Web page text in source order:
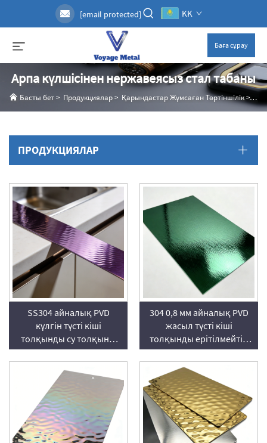
[email protected] KK
Баға сұрау
Арпа күлшісінен нержавеясыз стал табаны
Басты бет> Продукциялар> Қарындастар Жұмсаған Төртіншілік>
ПРОДУКЦИЯЛАР
SS304 айналық PVD
күлгін түсті кіші
толқынды су толқыны
пішінді ерітілмейтін
болат парағы
304 0,8 мм айналық PVD
жасыл түсті кіші
толқынды ерітілмейтін
болат парағы